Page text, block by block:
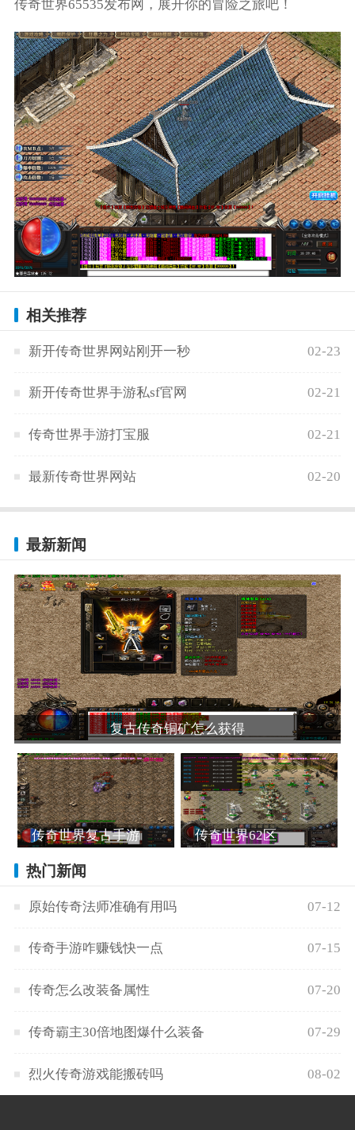
传奇世界65535发布网，展开你的冒险之旅吧！
相关推荐
新开传奇世界网站刚开一秒 02-23
新开传奇世界手游私sf官网 02-21
传奇世界手游打宝服 02-21
最新传奇世界网站 02-20
最新新闻
复古传奇铜矿怎么获得
传奇世界复古手游 传奇世界62区
热门新闻
原始传奇法师准确有用吗 07-12
传奇手游咋赚钱快一点 07-15
传奇怎么改装备属性 07-20
传奇霸主30倍地图爆什么装备 07-29
烈火传奇游戏能搬砖吗 08-02